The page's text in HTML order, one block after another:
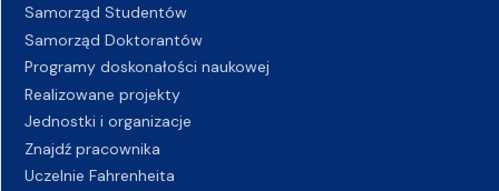
Samorząd Studentów
Samorząd Doktorantów
Programy doskonałości naukowej
Realizowane projekty
Jednostki i organizacje
Znajdź pracownika
Uczelnie Fahrenheita